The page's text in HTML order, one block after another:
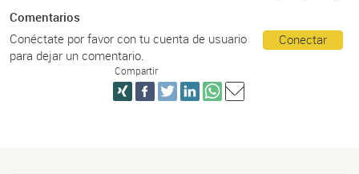
Comentarios
Conectar
Conéctate por favor con tu cuenta de usuario
para dejar un comentario.
Compartir